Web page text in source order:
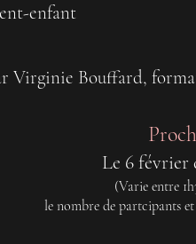
enfant
Virginie Bouffard,
Pro
Le 6 février
(Varie entre
le nombre de partcipants